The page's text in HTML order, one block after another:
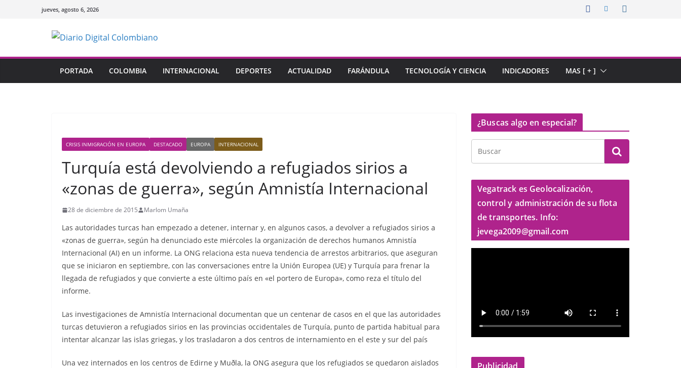
jueves, agosto 6, 2026
PORTADA COLOMBIA INTERNACIONAL DEPORTES ACTUALIDAD FARÁNDULA TECNOLOGÍA Y CIENCIA INDICADORES MAS [ + ]
CRISIS INMIGRACIÓN EN EUROPA DESTACADO EUROPA INTERNACIONAL
Turquía está devolviendo a refugiados sirios a
«zonas de guerra», según Amnistía Internacional
28 de diciembre de 2015 Marlom Umaña
Las autoridades turcas han empezado a detener, internar y, en algunos casos, a devolver a refugiados sirios a
«zonas de guerra», según ha denunciado este miércoles la organización de derechos humanos Amnistía
Internacional (AI) en un informe. La ONG relaciona esta nueva tendencia de arrestos arbitrarios, que aseguran
que se iniciaron en septiembre, con las conversaciones entre la Unión Europea (UE) y Turquía para frenar la
llegada de refugiados y que convierte a este último país en «el portero de Europa», como reza el título del
informe.
Las investigaciones de Amnistía Internacional documentan que un centenar de casos en el que las autoridades
turcas detuvieron a refugiados sirios en las provincias occidentales de Turquía, punto de partida habitual para
intentar alcanzar las islas griegas, y los trasladaron a dos centros de internamiento en el este y sur del país
Una vez internados en los centros de Edirne y Muðla, la ONG asegura que los refugiados se quedaron aislados
¿Buscas algo en especial?
Vegatrack es Geolocalización,
control y administración de su flota
de transportes. Info:
jevega2009@gmail.com
Publicidad